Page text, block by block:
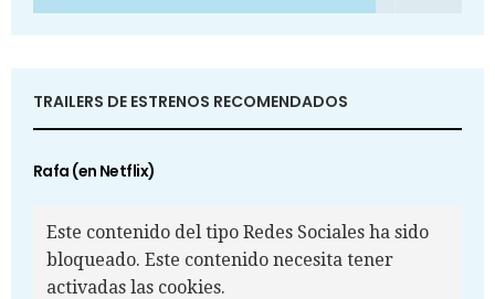
TRAILERS DE ESTRENOS RECOMENDADOS
Rafa (en Netflix)
Este contenido del tipo Redes Sociales ha sido
bloqueado. Este contenido necesita tener
activadas las cookies.